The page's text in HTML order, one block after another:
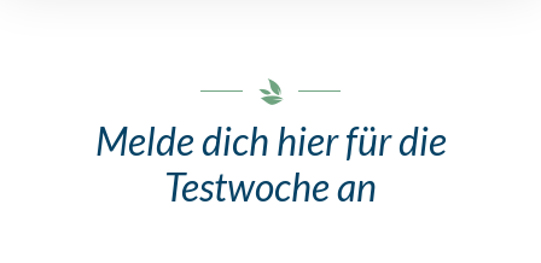
Melde dich hier für die
Testwoche an